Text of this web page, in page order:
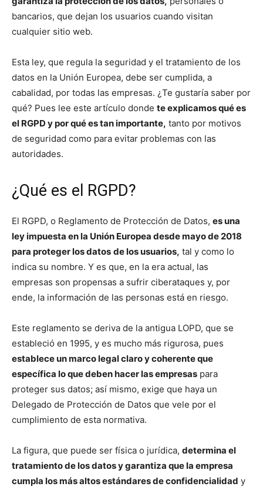
bancarios, que dejan los usuarios cuando visitan
cualquier sitio web.
Esta ley, que regula la seguridad y el tratamiento de los
datos en la Unión Europea, debe ser cumplida, a
cabalidad, por todas las empresas. ¿Te gustaría saber por
qué? Pues lee este artículo donde te explicamos qué es
el RGPD y por qué es tan importante, tanto por motivos
de seguridad como para evitar problemas con las
autoridades.
¿Qué es el RGPD?
El RGPD, o Reglamento de Protección de Datos, es una
ley impuesta en la Unión Europea desde mayo de 2018
para proteger los datos de los usuarios, tal y como lo
indica su nombre. Y es que, en la era actual, las
empresas son propensas a sufrir ciberataques y, por
ende, la información de las personas está en riesgo.
Este reglamento se deriva de la antigua LOPD, que se
estableció en 1995, y es mucho más rigurosa, pues
establece un marco legal claro y coherente que
específica lo que deben hacer las empresas para
proteger sus datos; así mismo, exige que haya un
Delegado de Protección de Datos que vele por el
cumplimiento de esta normativa.
La figura, que puede ser física o jurídica, determina el
tratamiento de los datos y garantiza que la empresa
cumpla los más altos estándares de confidencialidad y